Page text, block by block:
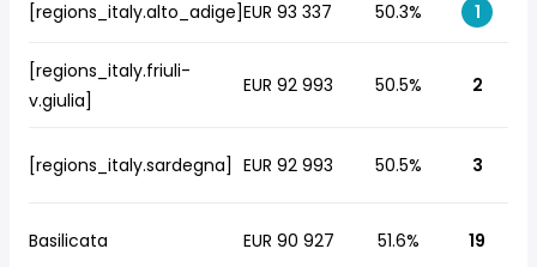
[regions_italy.alto_adige]EUR 93 337 50.3% 1
[regions_italy.friuli-
v.giulia]
EUR 92 993 50.5% 2
[regions_italy.sardegna] EUR 92 993 50.5% 3
Basilicata EUR 90 927 51.6% 19